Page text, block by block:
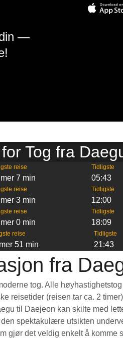
din —
Tog fra
reise
7 min
Tidligste
05:43
reise
3 min
Tidligste
12:00
reise
0 min
Tidligste
18:09
reise
51 min
Tidligste
21:43
fra
tog. Alle
reisetider (reisen tar ca. 2
til Daejeon kan skilte med
spektakulære utsikten
gjør det veldig enkelt å komme